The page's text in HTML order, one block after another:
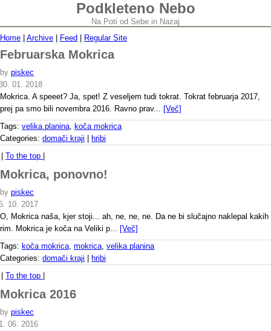
Podkleteno Nebo
Na Poti od Sebe in Nazaj
Home
Archive Feed Regular Site
Februarska Mokrica
by piskec
01. 2018
Mokrica. A speeet? Ja, spet! Z veseljem tudi tokrat. Tokrat februarja 2017,
prej pa smo bili novembra 2016. Ravno prav... [Več]
Tags: velika planina, koča mokrica
Categories: domači kraji
hribi
To the top
Mokrica, ponovno!
by piskec
10. 2017
O, Mokrica naša, kjer stoji... ah, ne, ne, ne. Da ne bi slučajno naklepal kakih
rim. Mokrica je koča na Veliki p... [Več]
Tags: koča mokrica, mokrica, velika planina
Categories: domači kraji
hribi
To the top
Mokrica 2016
by piskec
06. 2016